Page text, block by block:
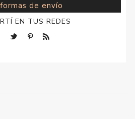
de envío
EN TUS REDES